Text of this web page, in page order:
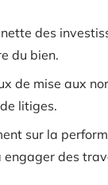
des
du bien.
de mise aux
litiges.
sur la
des